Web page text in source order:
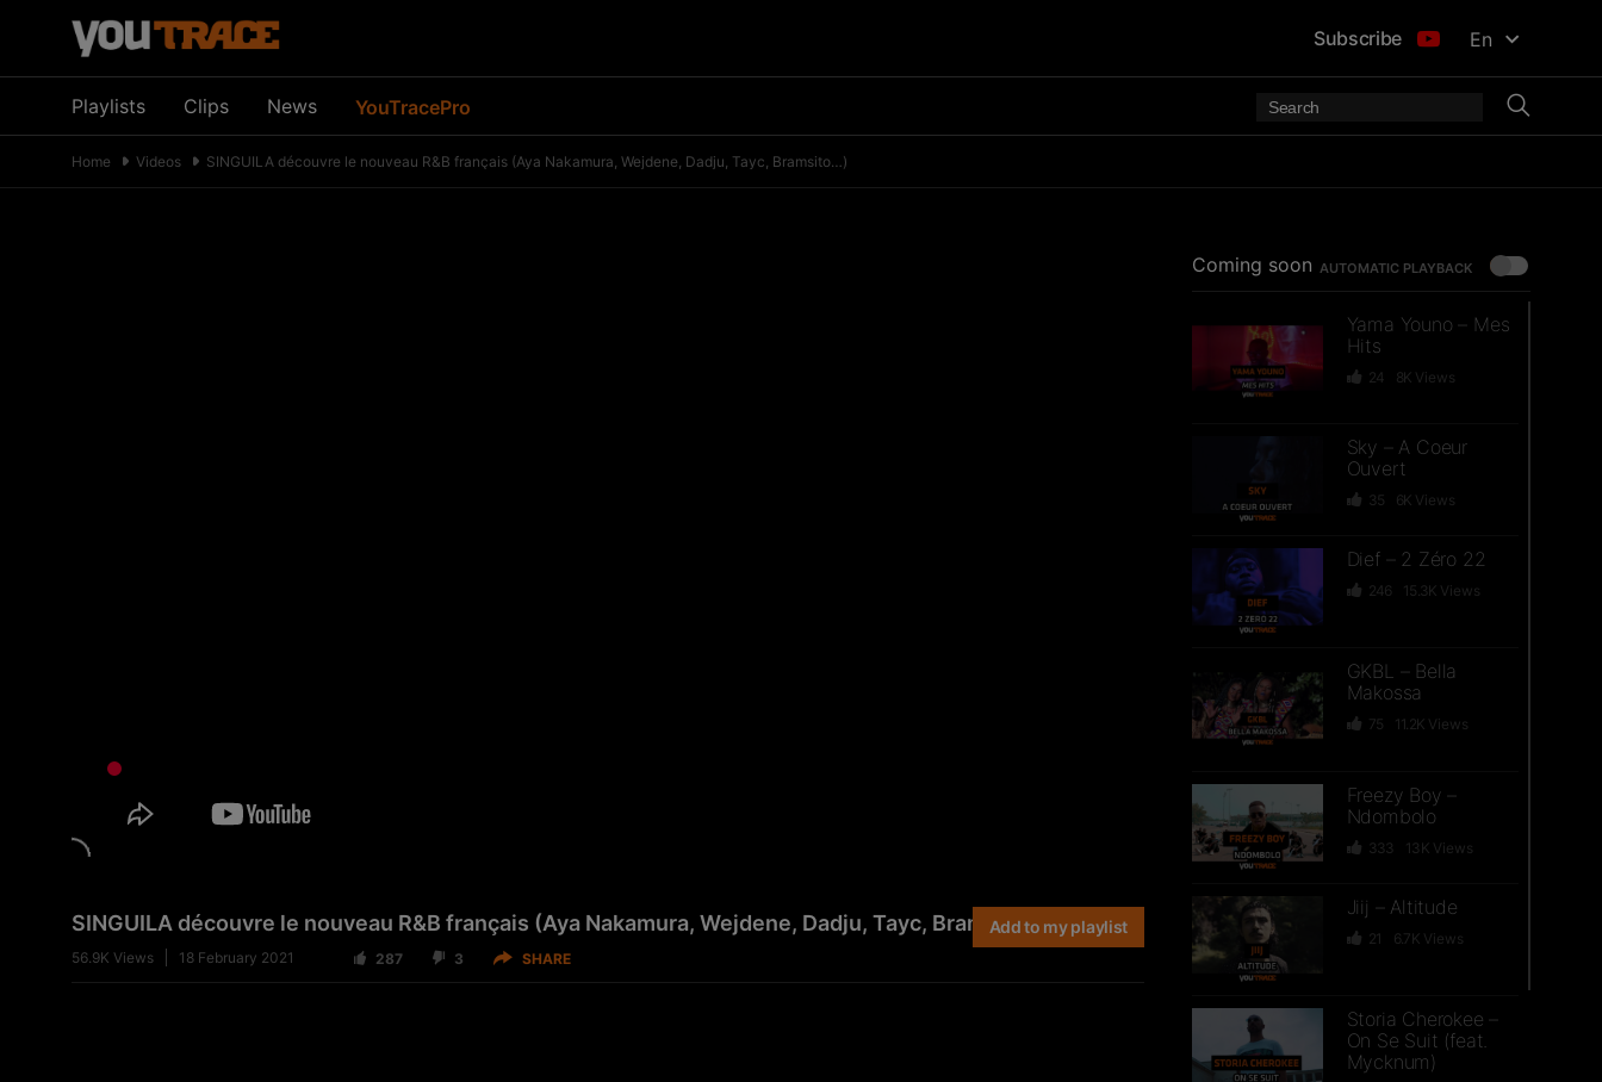
Subscribe En
Playlists Clips News YouTracePro
Home Videos SINGUILA découvre le nouveau R&B français (Aya Nakamura, Wejdene, Dadju, Tayc, Bramsito…)
SINGUILA découvre le nouveau R&B français (Aya Nakamura, Wejdene, Dadju, Tayc, Bramsito…)
56.9K Views 18 February 2021 287 3 SHARE
Add to my playlist
Coming soon AUTOMATIC PLAYBACK
Yama Youno – Mes
Hits
24 8K Views
Sky – A Coeur
Ouvert
35 6K Views
Dief – 2 Zéro 22
246 15.3K Views
GKBL – Bella
Makossa
75 11.2K Views
Freezy Boy –
Ndombolo
333 13K Views
Jiij – Altitude
21 6.7K Views
Storia Cherokee –
On Se Suit (feat.
Mycknum)